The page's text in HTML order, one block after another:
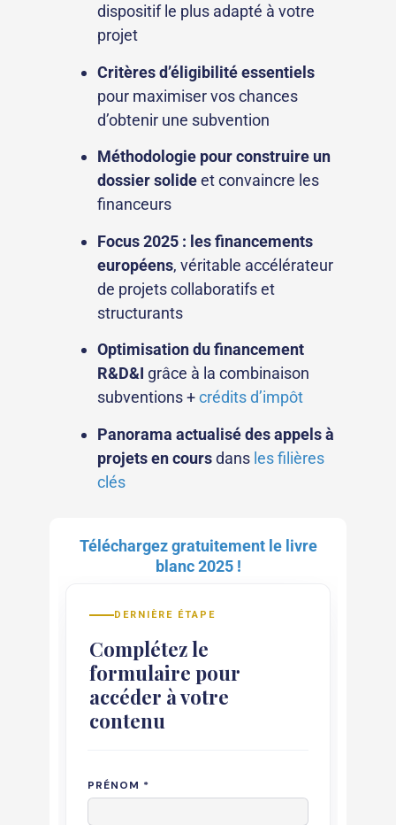
dispositif le plus adapté à votre
projet
Critères d’éligibilité essentiels
pour maximiser vos chances
d’obtenir une subvention
Méthodologie pour construire un
dossier solideet convaincre les
financeurs
Focus 2025 : les financements
européens, véritable accélérateur
de projets collaboratifs et
structurants
Optimisation du financement
R&D&I grâce à la combinaison
subventions +crédits d’impôt
Panorama actualisé des appels à
projets en coursdans les filières
clés
Téléchargez gratuitement le livre
blanc 2025 !